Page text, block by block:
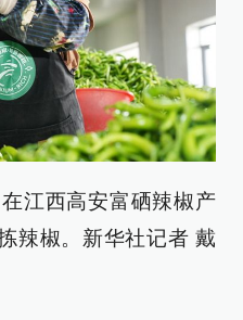
江西高安富硒辣椒产
辣椒。新华社记者 戴